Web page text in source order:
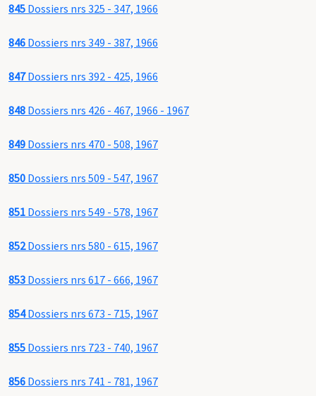
845 Dossiers nrs 325 - 347, 1966
846 Dossiers nrs 349 - 387, 1966
847Dossiers nrs 392 - 425, 1966
848 Dossiers nrs 426 - 467, 1966 - 1967
849 Dossiers nrs 470 - 508, 1967
850 Dossiers nrs 509 - 547, 1967
851 Dossiers nrs 549 - 578, 1967
852Dossiers nrs 580 - 615, 1967
853 Dossiers nrs 617 - 666, 1967
854Dossiers nrs 673 - 715, 1967
855 Dossiers nrs 723 - 740, 1967
856 Dossiers nrs 741 - 781, 1967